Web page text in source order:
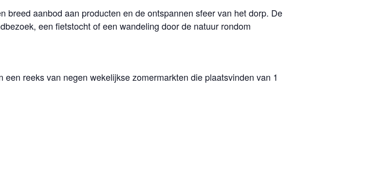
breed aanbod aan producten en de ontspannen sfeer van het dorp. De
een fietstocht of een wandeling door de natuur rondom
reeks van negen wekelijkse zomermarkten die plaatsvinden van 1